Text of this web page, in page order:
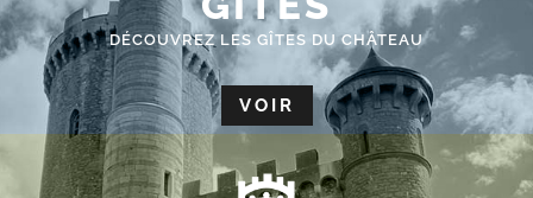
DÉCOUVREZ LES GÎTES DU CHÂTEAU
VOIR